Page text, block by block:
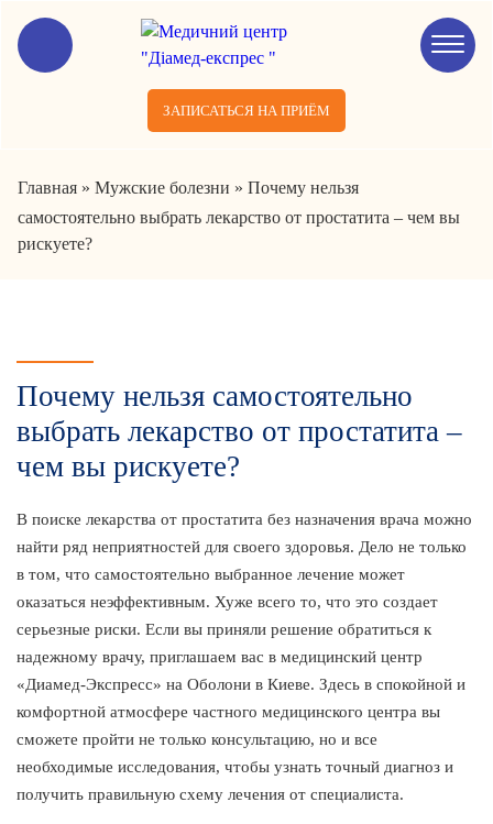
ЗАПИСАТЬСЯ НА ПРИЁМ
Главная » Мужские болезни » Почему нельзя
самостоятельно выбрать лекарство от простатита – чем вы
рискуете?
Почему нельзя самостоятельно
выбрать лекарство от простатита –
чем вы рискуете?
В поиске лекарства от простатита без назначения врача можно
найти ряд неприятностей для своего здоровья. Дело не только
в том, что самостоятельно выбранное лечение может
оказаться неэффективным. Хуже всего то, что это создает
серьезные риски. Если вы приняли решение обратиться к
надежному врачу, приглашаем вас в медицинский центр
«Диамед-Экспресс» на Оболони в Киеве. Здесь в спокойной и
комфортной атмосфере частного медицинского центра вы
сможете пройти не только консультацию, но и все
необходимые исследования, чтобы узнать точный диагноз и
получить правильную схему лечения от специалиста.